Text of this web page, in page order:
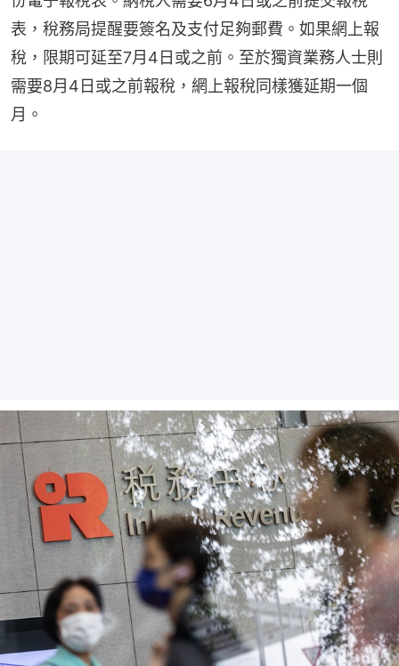
表，稅務局提醒要簽名及支付足夠郵費。如果網上報
稅，限期可延至7月4日或之前。至於獨資業務人士則
需要8月4日或之前報稅，網上報稅同樣獲延期一個
月。